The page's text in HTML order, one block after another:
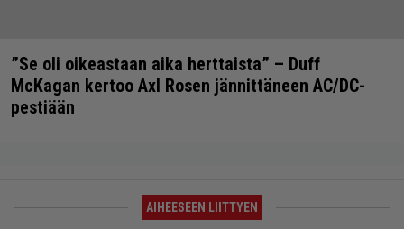
”Se oli oikeastaan aika herttaista” – Duff
McKagan kertoo Axl Rosen jännittäneen AC/DC-
pestiään
AIHEESEEN LIITTYEN